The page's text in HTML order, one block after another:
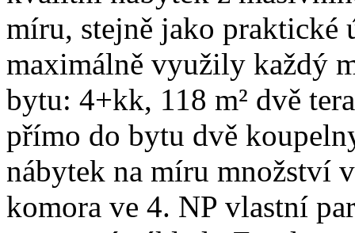
míru, stejně jako praktické
maximálně využily každý
bytu: 4+kk, 118 m² dvě
přímo do bytu dvě
nábytek na míru množství
komora ve 4. NP vlastní